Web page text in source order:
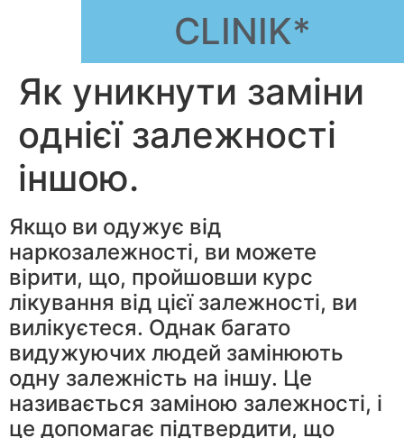
CLINIK*
Як уникнути заміни
однієї залежності
іншою.
Якщо ви одужує від
наркозалежності, ви можете
вірити, що, пройшовши курс
лікування від цієї залежності, ви
вилікуєтеся. Однак багато
видужуючих людей замінюють
одну залежність на іншу. Це
називається заміною залежності, і
це допомагає підтвердити, що